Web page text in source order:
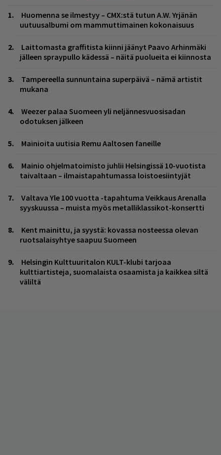
Huomenna se ilmestyy – CMX:stä tutun A.W. Yrjänän
uutuusalbumi om mammuttimainen kokonaisuus
Laittomasta graffitista kiinni jäänyt Paavo Arhinmäki
jälleen spraypullo kädessä – näitä puolueita ei kiinnosta
Tampereella sunnuntaina superpäivä – nämä artistit
mukana
Weezer palaa Suomeen yli neljännesvuosisadan
odotuksen jälkeen
Mainioita uutisia Remu Aaltosen faneille
Mainio ohjelmatoimisto juhlii Helsingissä 10-vuotista
taivaltaan – ilmaistapahtumassa loistoesiintyjät
Valtava Yle 100 vuotta -tapahtuma Veikkaus Arenalla
syyskuussa – muista myös metalliklassikot-konsertti
Kent mainittu, ja syystä: kovassa nosteessa olevan
ruotsalaisyhtye saapuu Suomeen
Helsingin Kulttuuritalon KULT-klubi tarjoaa
kulttiartisteja, suomalaista osaamista ja kaikkea siltä
väliltä